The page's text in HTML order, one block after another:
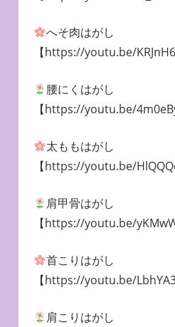
へそ肉はがし
【https://youtu.be/
腰にくはがし
【https://youtu.be/
太ももはがし
【https://youtu.be/
肩甲骨はがし
【https://youtu.be/
首こりはがし
【https://youtu.be/
肩こりはがし